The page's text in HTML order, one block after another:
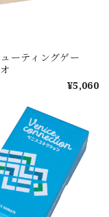
ーティングゲー
¥5,060